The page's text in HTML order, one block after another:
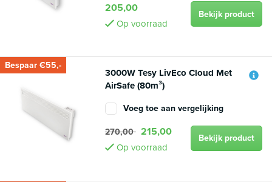
205,00
Op voorraad
Bekijk product
Bespaar €55,-
3000W Tesy LivEco Cloud Met
AirSafe (80m³)
Voeg toe aan vergelijking
270,00 215,00
Op voorraad
Bekijk product